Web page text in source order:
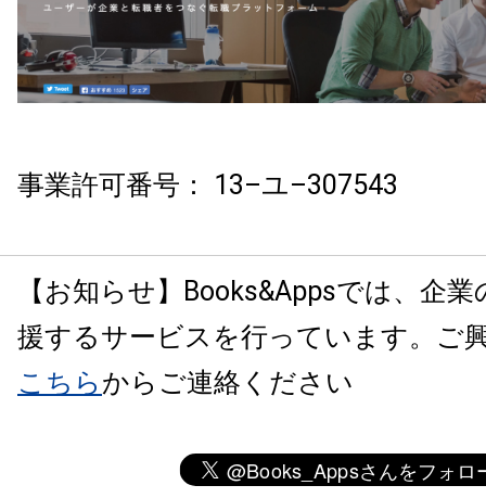
事業許可番号 ： 13–ユ–307543
【お知らせ】Books&Appsでは、企
援するサービスを行っています。ご
こちら からご連絡ください